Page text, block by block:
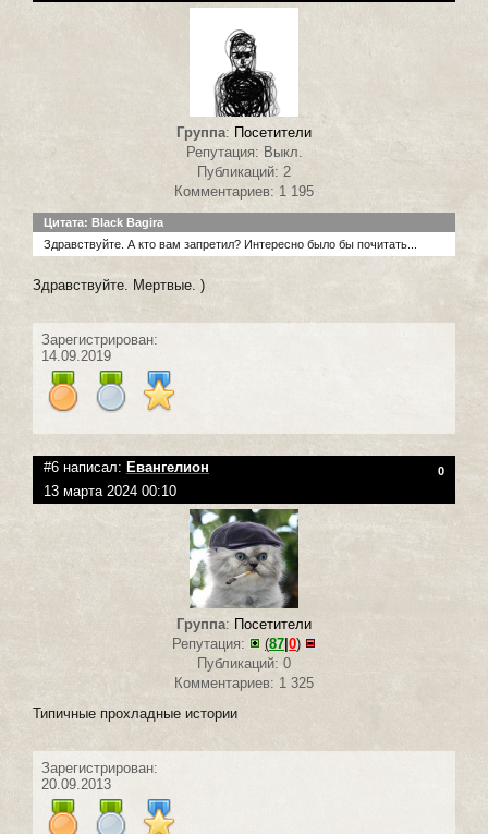
Группа: Посетители
Репутация: Выкл.
Публикаций: 2
Комментариев: 1 195
Цитата: Black Bagira
Здравствуйте. А кто вам запретил? Интересно было бы почитать...
Здравствуйте. Мертвые. )
Зарегистрирован:
14.09.2019
#6 написал: Евангелион 0
13 марта 2024 00:10
Группа: Посетители
Репутация:
(87 0)
Публикаций: 0
Комментариев: 1 325
Типичные прохладные истории
Зарегистрирован:
20.09.2013